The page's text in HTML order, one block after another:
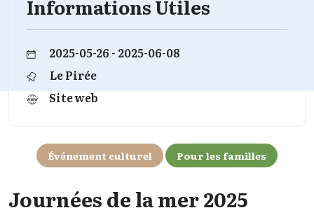
Informations Utiles
2025-05-26 - 2025-06-08
Le Pirée
Site web
Événement culturel Pour les familles
Journées de la mer 2025